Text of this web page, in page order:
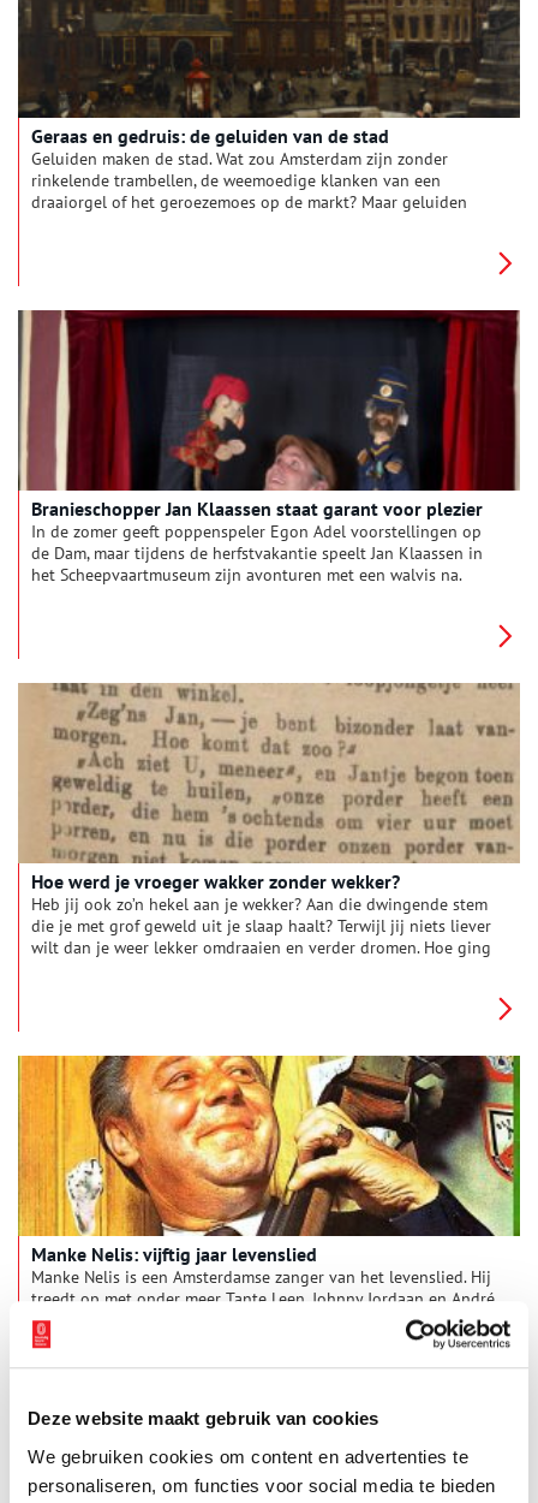
Deze website maakt gebruik van cookies
We gebruiken cookies om content en advertenties te
personaliseren, om functies voor social media te bieden
Geraas en gedruis: de geluiden van de stad
Geluiden maken de stad. Wat zou Amsterdam zijn zonder
rinkelende trambellen, de weemoedige klanken van een
draaiorgel of het geroezemoes op de markt? Maar geluiden
Branieschopper Jan Klaassen staat garant voor plezier
In de zomer geeft poppenspeler Egon Adel voorstellingen op
de Dam, maar tijdens de herfstvakantie speelt Jan Klaassen in
het Scheepvaartmuseum zijn avonturen met een walvis na.
Hoe werd je vroeger wakker zonder wekker?
Heb jij ook zo’n hekel aan je wekker? Aan die dwingende stem
die je met grof geweld uit je slaap haalt? Terwijl jij niets liever
wilt dan je weer lekker omdraaien en verder dromen. Hoe ging
Manke Nelis: vijftig jaar levenslied
Manke Nelis is een Amsterdamse zanger van het levenslied. Hij
treedt op met onder meer Tante Leen, Johnny Jordaan en André
Hazes en speelt 41 jaar lang samen met zijn zwager, de
accordeonist Johnny Meijer. Zijn grootste successen zijn Kleine
Jodeljongen, Laat De Boel Maar Waaien en Tante Saar. Manke